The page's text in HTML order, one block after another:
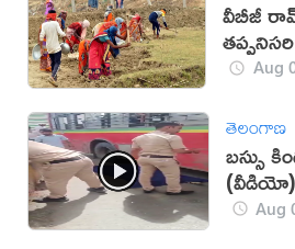
వీబీజీ
తప్పనిసరి
Aug
తెలంగాణ
బస్సు
(వీడియో)
Aug